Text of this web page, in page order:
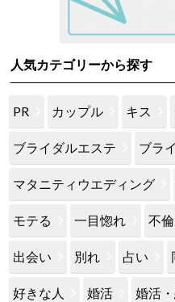
人気カテゴリーから探す
PR カップル キス
ブライダルエステ ブラ
マタニティウエディング
モテる 一目惚れ 不倫
出会い 別れ 占い
好きな人 婚活 婚活